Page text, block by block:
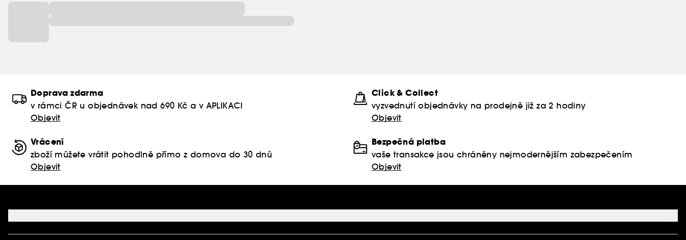
Doprava zdarma
v rámci ČR u objednávek nad 690 Kč a v APLIKACI
Objevit
Click & Collect
vyzvednutí objednávky na prodejně již za 2 hodiny
Objevit
Vrácení
zboží můžete vrátit pohodlně přímo z domova do 30 dnů
Objevit
Bezpečná platba
vaše transakce jsou chráněny nejmodernějším zabezpečením
Objevit
FAQ